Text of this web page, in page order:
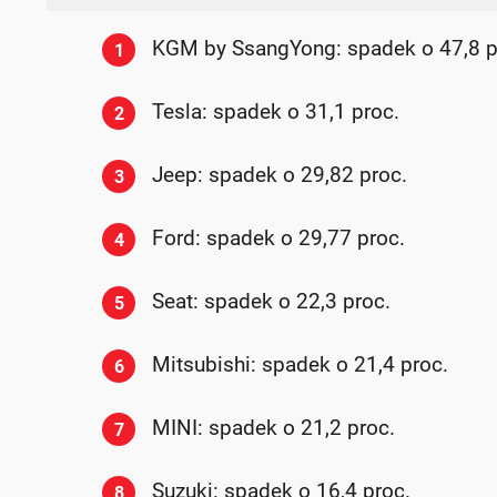
1 KGM by SsangYong: spadek o 47,8
2 Tesla: spadek o 31,1 proc.
3 Jeep: spadek o 29,82 proc.
4 Ford: spadek o 29,77 proc.
5 Seat: spadek o 22,3 proc.
6 Mitsubishi: spadek o 21,4 proc.
7 MINI: spadek o 21,2 proc.
8 Suzuki: spadek o 16,4 proc.